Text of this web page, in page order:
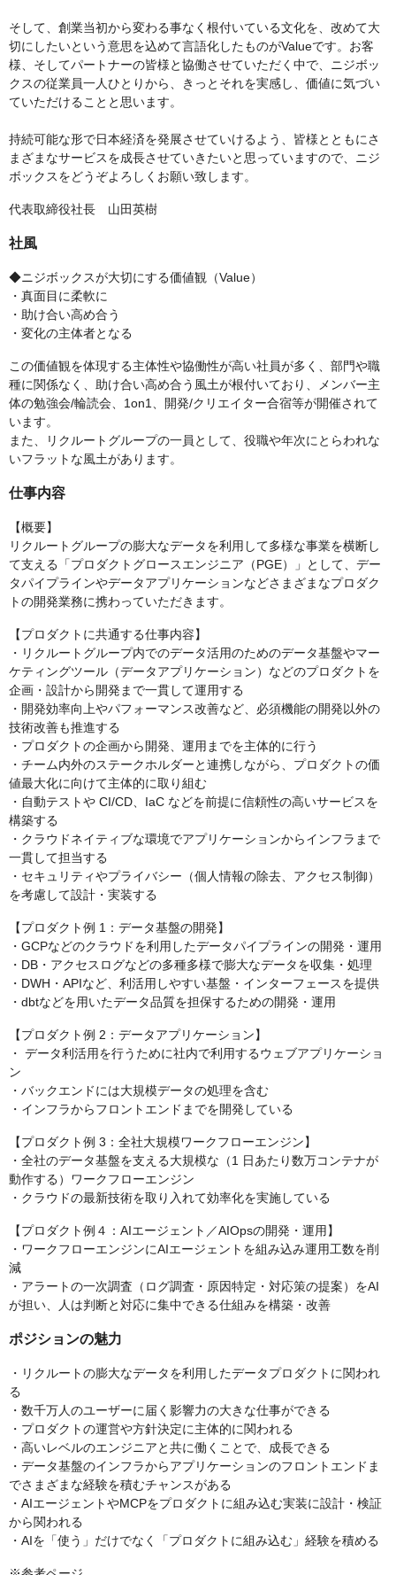
そして、創業当初から変わる事なく根付いている文化を、改めて大
切にしたいという意思を込めて言語化したものがValueです。お客
様、そしてパートナーの皆様と協働させていただく中で、ニジボッ
クスの従業員一人ひとりから、きっとそれを実感し、価値に気づい
ていただけることと思います。
持続可能な形で日本経済を発展させていけるよう、皆様とともにさ
まざまなサービスを成長させていきたいと思っていますので、ニジ
ボックスをどうぞよろしくお願い致します。
代表取締役社長 山田英樹
社風
◆ニジボックスが大切にする価値観（Value）
・真面目に柔軟に
・助け合い高め合う
・変化の主体者となる
この価値観を体現する主体性や協働性が高い社員が多く、部門や職
種に関係なく、助け合い高め合う風土が根付いており、メンバー主
体の勉強会/輪読会、1on1、開発/クリエイター合宿等が開催されて
います。
また、リクルートグループの一員として、役職や年次にとらわれな
いフラットな風土があります。
仕事内容
【概要】
リクルートグループの膨大なデータを利用して多様な事業を横断し
て支える「プロダクトグロースエンジニア（PGE）」として、デー
タパイプラインやデータアプリケーションなどさまざまなプロダク
トの開発業務に携わっていただきます。
【プロダクトに共通する仕事内容】
・リクルートグループ内でのデータ活用のためのデータ基盤やマー
ケティングツール（データアプリケーション）などのプロダクトを
企画・設計から開発まで一貫して運用する
・開発効率向上やパフォーマンス改善など、必須機能の開発以外の
技術改善も推進する
・プロダクトの企画から開発、運用までを主体的に行う
・チーム内外のステークホルダーと連携しながら、プロダクトの価
値最大化に向けて主体的に取り組む
・自動テストや CI/CD、IaC などを前提に信頼性の高いサービスを
構築する
・クラウドネイティブな環境でアプリケーションからインフラまで
一貫して担当する
・セキュリティやプライバシー（個人情報の除去、アクセス制御）
を考慮して設計・実装する
【プロダクト例 1：データ基盤の開発】
・GCPなどのクラウドを利用したデータパイプラインの開発・運用
・DB・アクセスログなどの多種多様で膨大なデータを収集・処理
・DWH・APIなど、利活用しやすい基盤・インターフェースを提供
・dbtなどを用いたデータ品質を担保するための開発・運用
【プロダクト例 2：データアプリケーション】
・ データ利活用を行うために社内で利用するウェブアプリケーショ
ン
・バックエンドには大規模データの処理を含む
・インフラからフロントエンドまでを開発している
【プロダクト例 3：全社大規模ワークフローエンジン】
・全社のデータ基盤を支える大規模な（1 日あたり数万コンテナが
動作する）ワークフローエンジン
・クラウドの最新技術を取り入れて効率化を実施している
【プロダクト例４：AIエージェント／AIOpsの開発・運用】
・ワークフローエンジンにAIエージェントを組み込み運用工数を削
減
・アラートの一次調査（ログ調査・原因特定・対応策の提案）をAI
が担い、人は判断と対応に集中できる仕組みを構築・改善
ポジションの魅力
・リクルートの膨大なデータを利用したデータプロダクトに関われ
る
・数千万人のユーザーに届く影響力の大きな仕事ができる
・プロダクトの運営や方針決定に主体的に関われる
・高いレベルのエンジニアと共に働くことで、成長できる
・データ基盤のインフラからアプリケーションのフロントエンドま
でさまざまな経験を積むチャンスがある
・AIエージェントやMCPをプロダクトに組み込む実装に設計・検証
から関われる
・AIを「使う」だけでなく「プロダクトに組み込む」経験を積める